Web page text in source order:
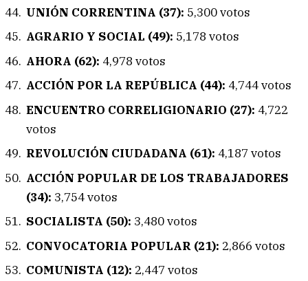
UNIÓN CORRENTINA (37): 5,300 votos
AGRARIO Y SOCIAL (49): 5,178 votos
AHORA (62): 4,978 votos
ACCIÓN POR LA REPÚBLICA (44): 4,744 votos
ENCUENTRO CORRELIGIONARIO (27): 4,722
votos
REVOLUCIÓN CIUDADANA (61): 4,187 votos
ACCIÓN POPULAR DE LOS TRABAJADORES
(34): 3,754 votos
SOCIALISTA (50): 3,480 votos
CONVOCATORIA POPULAR (21): 2,866 votos
COMUNISTA (12): 2,447 votos